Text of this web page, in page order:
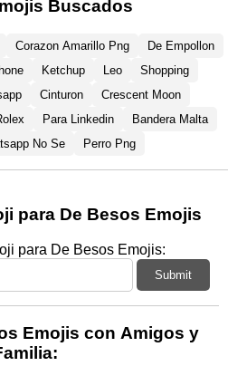
Buscados
Corazon Amarillo Png
De Empollon
Ketchup Leo
Shopping
Cinturon
Crescent Moon
Para Linkedin
Bandera Malta
No Se Perro Png
para De Besos Emojis
para De Besos Emojis:
Submit
Emojis con Amigos y